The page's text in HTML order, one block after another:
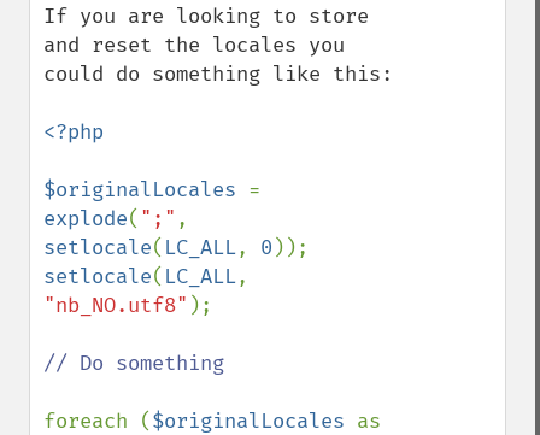
If you are looking to store
and reset the locales you
could do something like this:
<?php
$originalLocales
explode( ";"
setlocale( LC_ALL, 0
setlocale( LC_ALL
"nb_NO.utf8" );
// Do something
foreach ($originalLocales